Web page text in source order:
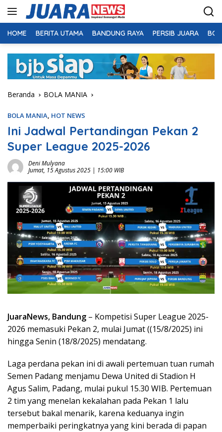
HOME BERITA UTAMA BANDUNG RAYA PERSIB JUARA
Beranda BOLA MANIA
BOLA MANIA, HOT NEWS
Ini Jadwal Pertandingan Pekan 2
Super League 2025-2026
Deni Mulyana
Jumat, 15 Agustus 2025 | 15:00 WIB
JuaraNews, Bandung – Kompetisi Super League 2025-
2026 memasuki Pekan 2, mulai Jumat ((15/8/2025) ini
hingga Senin (18/8/2025) mendatang.
Laga perdana pekan ini di awali pertemuan tuan rumah
Semen Padang menjamu Dewa United di Stadion H
Agus Salim, Padang, mulai pukul 15.30 WIB. Pertemuan
2 tim yang menelan kekalahan pada Pekan 1 lalu
tersebut bakal menarik, karena keduanya ingin
memperbaiki peringkatnya yang kini berada di papan